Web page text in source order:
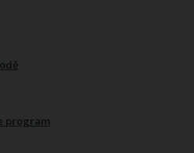
program